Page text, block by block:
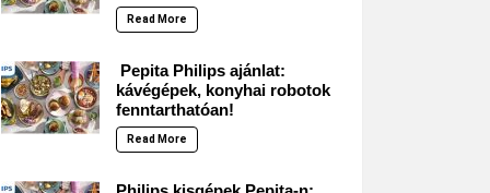
Read More
Pepita Philips ajánlat:
kávégépek, konyhai robotok
fenntarthatóan!
Read More